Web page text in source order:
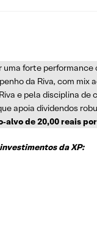
uma forte
da Riva, com mix
e pela disciplina de
apoia dividendos
de 20,00 reais
da XP: